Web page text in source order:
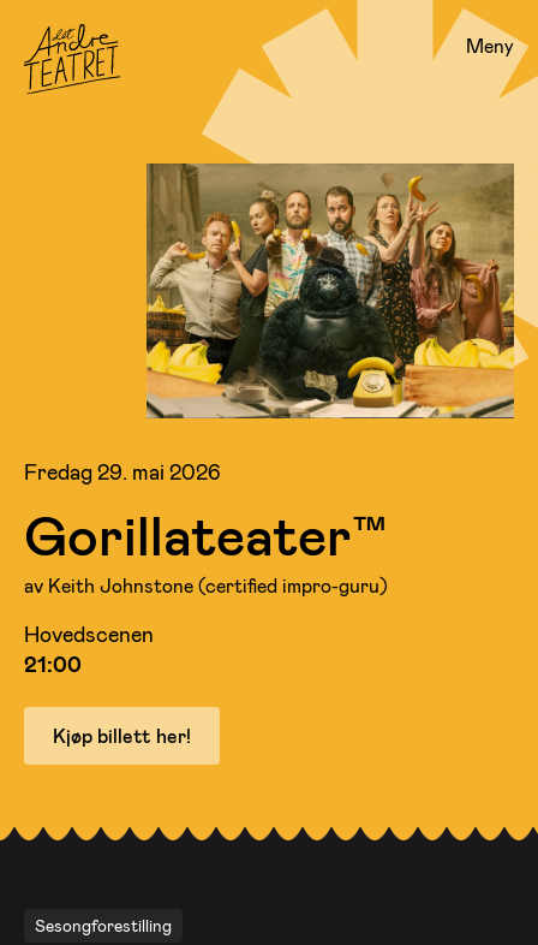
Meny
Fredag 29. mai 2026
Gorillateater™
av Keith Johnstone (certified impro-guru)
Hovedscenen
21:00
Kjøp billett her!
Sesongforestilling